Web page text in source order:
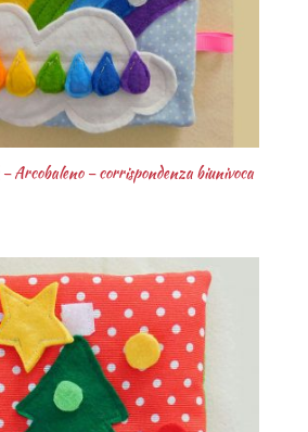
Arcobaleno – corrispondenza biunivoca